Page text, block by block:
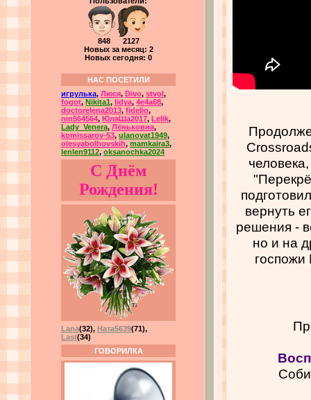
848 2127
Новых за месяц: 2
Новых сегодня: 0
НАС ПОСЕТИЛИ
игрулька, Люся, Divo, stvol ,
fogot, Nikita1, lidya, 4e4a68,
doctorelena2013, fidelio,
nin564564, ЮляШа2017, Lelik,
Lady_Venera, Лёньковна,
komissarov-53, ulanovat1949,
olesyabolhovskih, mamkaira3,
lenlen9112, oksanochka2024
С Днём
Рождения!
Lana(32), Ната5639(71),
Last(34)
ГОВОРИЛКА
вернуть
решения -
но и на